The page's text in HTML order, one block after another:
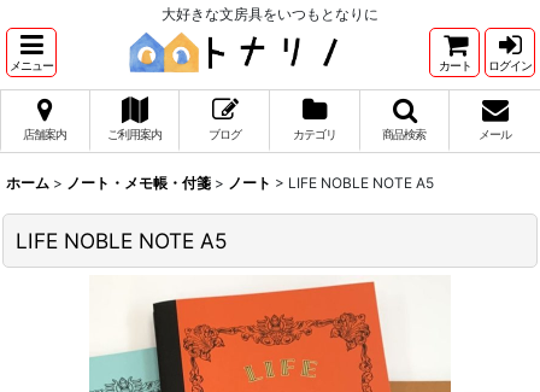
大好きな文房具をいつもとなりに
メニュー カート ログイン
店舗案内 ご利用案内 ブログ カテゴリ 商品検索 メール
ホーム > ノート・メモ帳・付箋 > ノート > LIFE NOBLE NOTE A5
LIFE NOBLE NOTE A5